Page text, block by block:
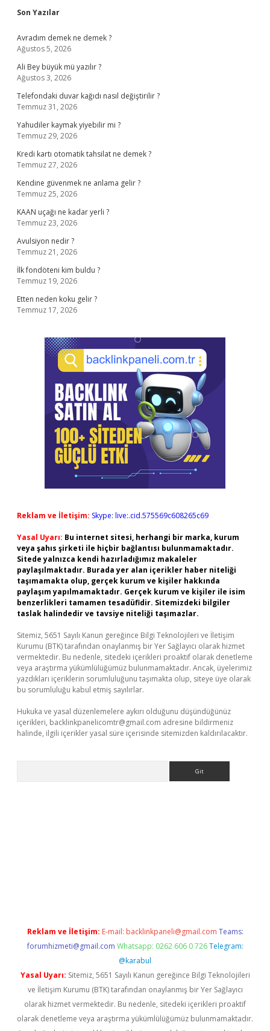
Sidebar
Son Yazılar
Avradım demek ne demek ?
Ağustos 5, 2026
Ali Bey büyük mü yazılır ?
Ağustos 3, 2026
Telefondaki duvar kağıdı nasıl değiştirilir ?
Temmuz 31, 2026
Yahudiler kaymak yiyebilir mi ?
Temmuz 29, 2026
Kredi kartı otomatik tahsilat ne demek ?
Temmuz 27, 2026
Kendine güvenmek ne anlama gelir ?
Temmuz 25, 2026
KAAN uçağı ne kadar yerli ?
Temmuz 23, 2026
Avulsiyon nedir ?
Temmuz 21, 2026
İlk fondöteni kim buldu ?
Temmuz 19, 2026
Etten neden koku gelir ?
Temmuz 17, 2026
Reklam ve İletişim: Skype: live:.cid.575569c608265c69
Yasal Uyarı: Bu internet sitesi, herhangi bir marka, kurum
veya şahıs şirketi ile hiçbir bağlantısı bulunmamaktadır.
Sitede yalnızca kendi hazırladığımız makaleler
paylaşılmaktadır. Burada yer alan içerikler haber niteliği
taşımamakta olup, gerçek kurum ve kişiler hakkında
paylaşım yapılmamaktadır. Gerçek kurum ve kişiler ile isim
benzerlikleri tamamen tesadüfidir. Sitemizdeki bilgiler
taslak halindedir ve tavsiye niteliği taşımazlar.
Sitemiz, 5651 Sayılı Kanun gereğince Bilgi Teknolojileri ve İletişim
Kurumu (BTK) tarafından onaylanmış bir Yer Sağlayıcı olarak hizmet
vermektedir. Bu nedenle, sitedeki içerikleri proaktif olarak denetleme
veya araştırma yükümlülüğümüz bulunmamaktadır. Ancak, üyelerimiz
yazdıkları içeriklerin sorumluluğunu taşımakta olup, siteye üye olarak
bu sorumluluğu kabul etmiş sayılırlar.
Hukuka ve yasal düzenlemelere aykırı olduğunu düşündüğünüz
içerikleri, backlinkpanelicomtr@gmail.com adresine bildirmeniz
halinde, ilgili içerikler yasal süre içerisinde sitemizden kaldırılacaktır.
Reklam ve İletişim: E-mail: backlinkpaneli@gmail.com Teams:
forumhizmeti@gmail.com Whatsapp: 0262 606 0 726 Telegram:
@karabul
Yasal Uyarı: Sitemiz, 5651 Sayılı Kanun gereğince Bilgi Teknolojileri
ve İletişim Kurumu (BTK) tarafından onaylanmış bir Yer Sağlayıcı
olarak hizmet vermektedir. Bu nedenle, sitedeki içerikleri proaktif
olarak denetleme veya araştırma yükümlülüğümüz bulunmamaktadır.